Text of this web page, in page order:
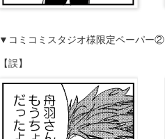
▼コミコミスタジオ様限定ペーパー②
【誤】